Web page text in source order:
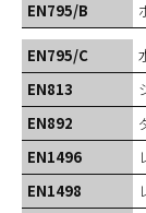
EN795/B
EN795/C
EN813
EN892
EN1496
EN1498